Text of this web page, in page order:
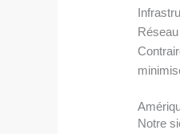
Notre